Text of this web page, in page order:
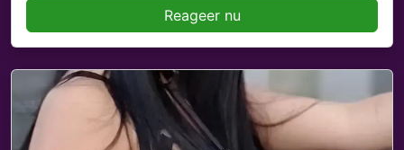
Reageer nu